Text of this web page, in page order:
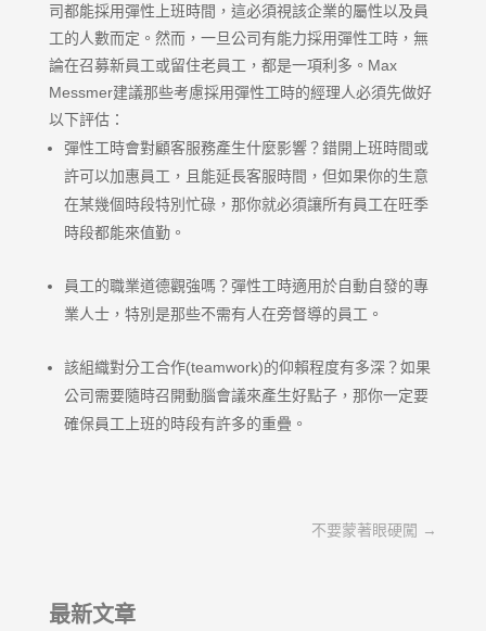
司都能採用彈性上班時間，這必須視該企業的屬性以及員
工的人數而定。然而，一旦公司有能力採用彈性工時，無
論在召募新員工或留住老員工，都是一項利多。Max
Messmer建議那些考慮採用彈性工時的經理人必須先做好
以下評估：
彈性工時會對顧客服務產生什麼影響？錯開上班時間或
許可以加惠員工，且能延長客服時間，但如果你的生意
在某幾個時段特別忙碌，那你就必須讓所有員工在旺季
時段都能來值勤。
員工的職業道德觀強嗎？彈性工時適用於自動自發的專
業人士，特別是那些不需有人在旁督導的員工。
該組織對分工合作(teamwork)的仰賴程度有多深？如果
公司需要隨時召開動腦會議來產生好點子，那你一定要
確保員工上班的時段有許多的重疊。
不要蒙著眼硬闖
最新文章